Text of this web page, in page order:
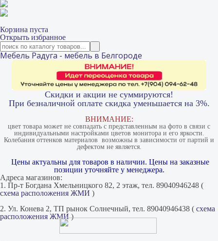
Корзина пуста
Открыть избранное
Мебель Радуга - мебель в Белгороде
Скидки и акции не суммируются!
При безналичной оплате скидка уменьшается на 3%.
ВНИМАНИЕ:
цвет товара может не совпадать с представленным на фото в связи с
индивидуальными настройками цветов монитора и его яркости.
Колебания оттенков материалов​ ​ возможны в зависимости от партий и
дефектом не является.
Цены актуальны для товаров в наличии. Цены на заказные
позиции уточняйте у менеджера.
Адреса магазинов:
1. Пр-т Богдана Хмельницкого 82, 2 этаж, тел. 89040946248 (
схема расположения ЖМИ )
2. Ул. Конева 2, ТП рынок Солнечный, тел. 89040946438 ( схема
расположения ЖМИ)